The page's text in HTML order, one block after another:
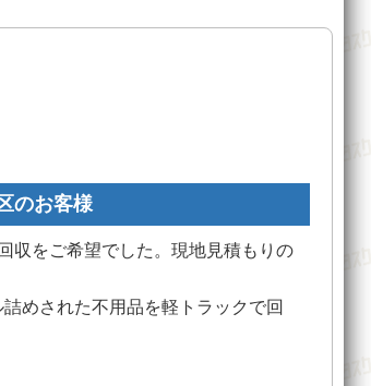
のお客様
収をご希望でした。現地見積もりの
めされた不用品を軽トラックで回